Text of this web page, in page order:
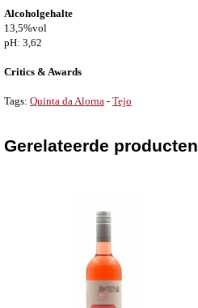
Alcoholgehalte
13,5%vol
pH: 3,62
Critics & Awards
Tags: Quinta da Alorna - Tejo
Gerelateerde producten